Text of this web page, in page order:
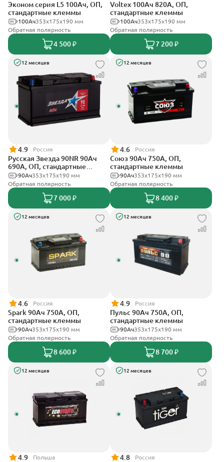
Эконом серия L5 100Ач, ОП,
стандартные клеммы
353х175х190 мм
100Ач
Обратная полярность
4 500 ₽
Voltex 100Ач 820А, ОП,
стандартные клеммы
353х175х190 мм
100Ач
Обратная полярность
7 200 ₽
12 месяцев
4.9 Россия
Русская Звезда 90NR 90Ач
690А, ОП, стандартные
клеммы353x175x190 мм
90Ач
Обратная полярность
7 000 ₽
12 месяцев
4.6 Россия
Союз 90Ач 750А, ОП,
стандартные клеммы
353x175x190 мм
90Ач
Обратная полярность
8 400 ₽
12 месяцев
4.6 Россия
Spark 90Ач 750А, ОП,
стандартные клеммы
353х175х190 мм
90Ач
Обратная полярность
8 600 ₽
12 месяцев
4.9 Россия
Пульс 90Ач 750А, ОП,
стандартные клеммы
353x175x190 мм
90Ач
Обратная полярность
8 700 ₽
12 месяцев
4.9 Польша
12 месяцев
4.8 Россия